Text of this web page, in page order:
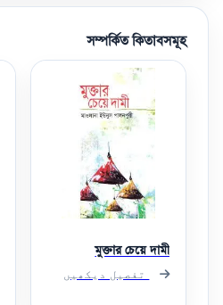
সম্পর্কিত কিতাবসমূহ
মুক্তার চেয়ে দামী
تفصیل دیکھیں